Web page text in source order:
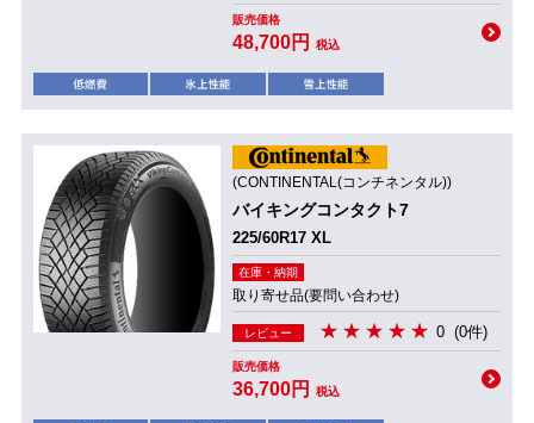
販売価格
48,700円 税込
(CONTINENTAL(コンチネンタル))
バイキングコンタクト7
225/60R17 XL
在庫・納期
取り寄せ品(要問い合わせ)
レビュー 0 (0件)
販売価格
36,700円 税込